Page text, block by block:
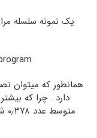
دارد . چرا که